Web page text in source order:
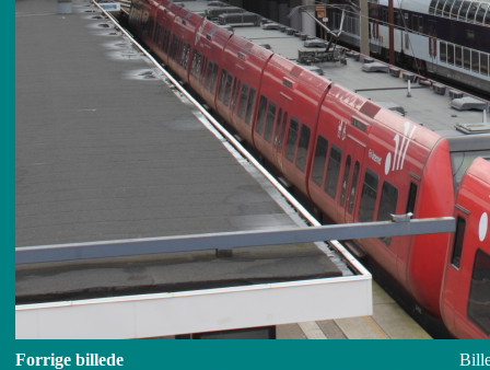
Forrige billede